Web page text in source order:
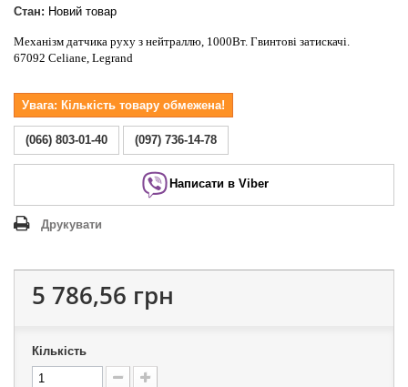
Стан: Новий товар
Механізм датчика руху з нейтраллю, 1000Вт. Гвинтові затискачі.
67092 Celiane, Legrand
Увага: Кількість товару обмежена!
(066) 803-01-40 (097) 736-14-78
Написати в Viber
Друкувати
5 786,56 грн
Кількість